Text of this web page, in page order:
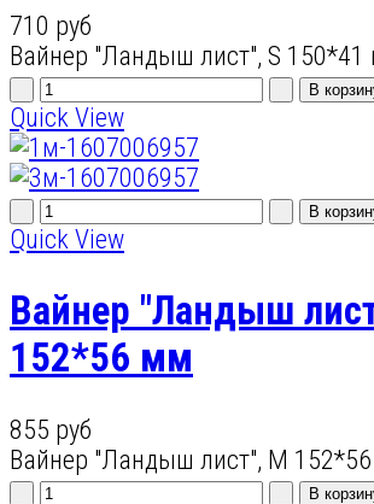
710 руб
Вайнер "Ландыш лист", S 150*41
Quick View
Quick View
Вайнер "Ландыш
152*56 мм
855 руб
Вайнер "Ландыш лист", M